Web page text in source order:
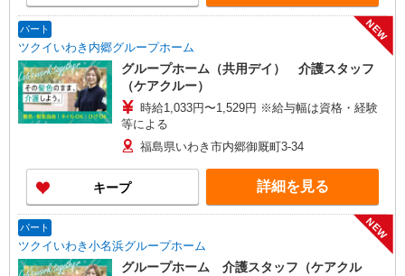
パート
ツクイいわき内郷グループホーム
NEW
グループホーム（共用デイ） 介護スタッフ
（ケアクルー）
時給1,033円〜1,529円 ※給与幅は資格・経験
等による
福島県いわき市内郷御厩町3-34
キープ 詳細を見る
パート
ツクイいわき小名浜グループホーム
NEW
グループホーム 介護スタッフ（ケアクル